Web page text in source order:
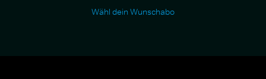
Wähl dein Wunschabo